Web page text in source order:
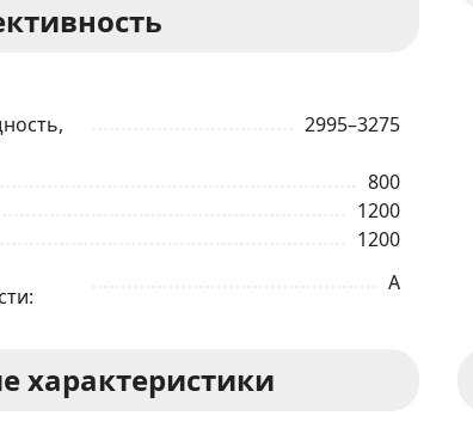
2995–3275
800
1200
1200
A
характеристики